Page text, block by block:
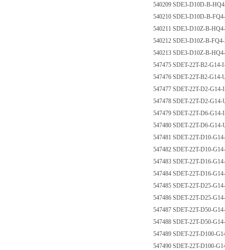
540209 SDE3-D10D-B-
540210 SDE3-D10D-B-
540211 SDE3-D10Z-B-
540212 SDE3-D10Z-B-
540213 SDE3-D10Z-B-
547475 SDET-22T-B2-
547476 SDET-22T-B2-
547477 SDET-22T-D2-
547478 SDET-22T-D2-
547479 SDET-22T-D6-
547480 SDET-22T-D6-
547481 SDET-22T-D10-
547482 SDET-22T-D10-
547483 SDET-22T-D16-
547484 SDET-22T-D16-
547485 SDET-22T-D25-
547486 SDET-22T-D25-
547487 SDET-22T-D50-
547488 SDET-22T-D50-
547489 SDET-22T-D100-
547490 SDET-22T-D100-